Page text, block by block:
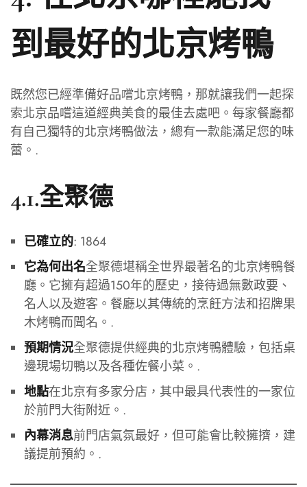
到最好的北京烤鴨
既然您已經準備好品嚐北京烤鴨，那就讓我們一起探
索北京品嚐這道經典美食的最佳去處吧。每家餐廳都
有自己獨特的北京烤鴨做法，總有一款能滿足您的味
蕾。.
4.1.全聚德
已確立的: 1864
它為何出名全聚德堪稱全世界最著名的北京烤鴨餐
廳。它擁有超過150年的歷史，接待過無數政要、
名人以及遊客。餐廳以其傳統的烹飪方法和招牌果
木烤鴨而聞名。.
預期情況全聚德提供經典的北京烤鴨體驗，包括桌
邊現場切鴨以及各種佐餐小菜。.
地點在北京有多家分店，其中最具代表性的一家位
於前門大街附近。.
內幕消息前門店氣氛最好，但可能會比較擁擠，建
議提前預約。.